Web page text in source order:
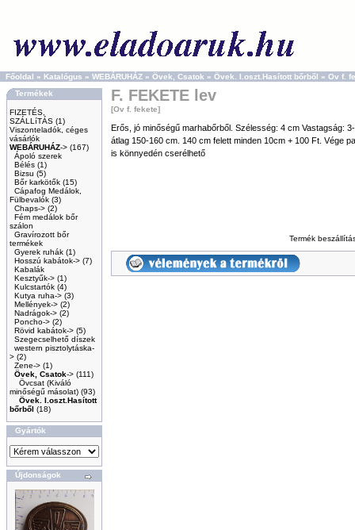
Főoldal » Katalógus » WEBÁRUHÁZ » Övek, Csatok » Övek. I.oszt.Hasított bőrből » Ov f.
Termékek
FIZETÉS,
SZÁLLíTÁS (1)
Viszonteladók, céges
vásárlók
WEBÁRUHÁZ-> (167)
Ápoló szerek
Bélés (1)
Bizsu (5)
Bőr karkötők (15)
Cápafog Medálok,
Fülbevalók (3)
Chaps-> (2)
Fém medálok bőr
szálon
Gravírozott bőr
termékek
Gyerek ruhák (1)
Hosszú kabátok-> (7)
Kabalák
Kesztyűk-> (1)
Kulcstartók (4)
Kutya ruha-> (3)
Mellények-> (2)
Nadrágok-> (2)
Poncho-> (2)
Rövid kabátok-> (5)
Szegecselhető díszek
western pisztolytáska-
> (2)
Zene-> (1)
Övek, Csatok-> (111)
Övcsat (Kiváló
minőségű másolat) (93)
Övek. I.oszt.Hasított
bőrből (18)
Gyártók
Újdonságok
F. FEKETE lev
[Ov f. fekete]
Erős, jó minőségű marhabőrből. Szélesség: 4 cm Vastagság:
átlag 150-160 cm. 140 cm felett minden 10cm + 100 Ft. Vége
is könnyedén cserélhető
Termék